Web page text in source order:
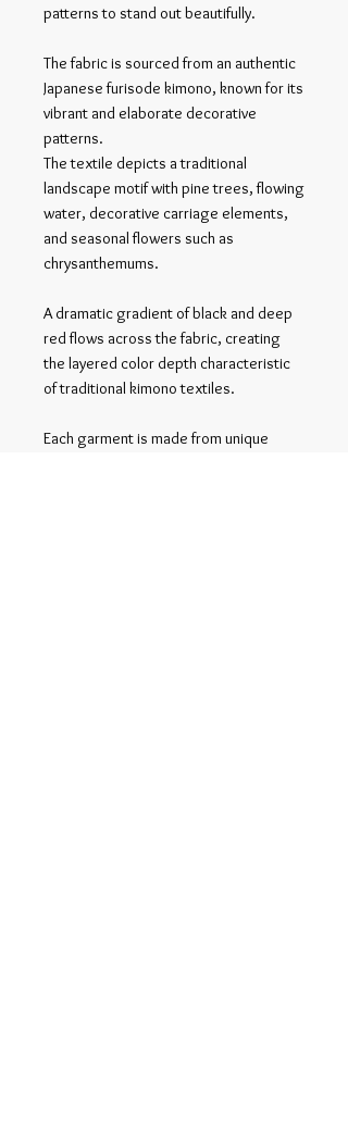
patterns to stand out beautifully.
The fabric is sourced from an authentic
Japanese furisode kimono, known for its
vibrant and elaborate decorative
patterns.
The textile depicts a traditional
landscape motif with pine trees, flowing
water, decorative carriage elements,
and seasonal flowers such as
chrysanthemums.
A dramatic gradient of black and deep
red flows across the fabric, creating
the layered color depth characteristic
of traditional kimono textiles.
Each garment is made from unique